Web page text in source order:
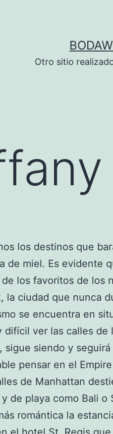
Otro sitio
los destinos que
de miel. Es evidente
de los favoritos de los
la ciudad que nunca
se encuentra en
difícil ver las calles de
sigue siendo y
pensar en el
de Manhattan
de playa como Bali o
romántica la